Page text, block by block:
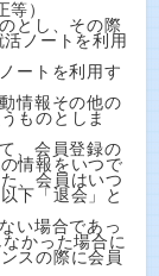
）
とし、その際
ノートを利用
ートを利用す
情報その他の
ものとしま
、会員登録の
情報をいつで
、会員はいつ
下「退会」と
い場合であっ
かった場合に
スの際に会員